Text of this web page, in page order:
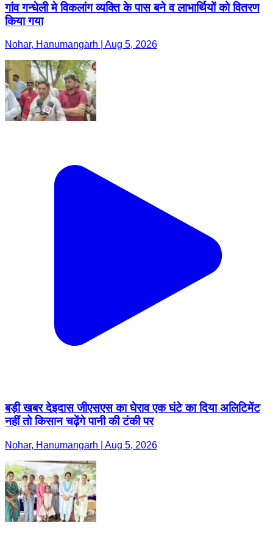
गांव गन्धेली मे विकलांग व्यक्ति के पास बने व लाभार्थियों को वितरण
किया गया
Nohar, Hanumangarh | Aug 5, 2026
बड़ी खबर देइदास जीएसएस का घेराव एक घंटे का दिया अलिटिमेंट
नहीं तो किसान चढ़ेंगे पानी की टंकी पर
Nohar, Hanumangarh | Aug 5, 2026